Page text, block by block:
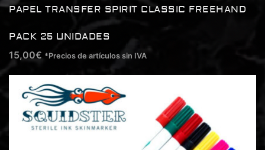
PAPEL TRANSFER SPIRIT CLASSIC FREEHAND
PACK 25 UNIDADES
15,00€ *Precios de artículos sin IVA